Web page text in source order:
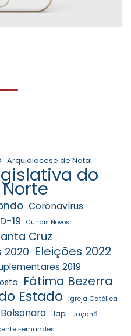
Arquidiocese de Natal
do
Coronavírus
19 Currais Novos
Cruz
2020 Eleições 2022
2019
Fátima Bezerra
Estado Igreja Católica
Japi Jaçanã
Fernandes